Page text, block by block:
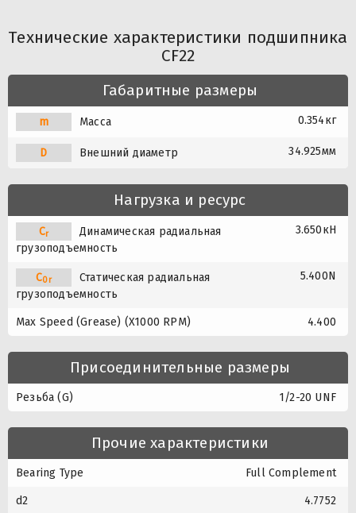
Технические характеристики подшипника
CF22
Габаритные размеры
m Масса 0.354кг
D Внешний диаметр 34.925мм
Нагрузка и ресурс
Cr
Динамическая радиальная
грузоподъемность
3.650кН
C0r
Статическая радиальная
грузоподъемность
5.400N
Max Speed (Grease) (X1000 RPM) 4.400
Присоединительные размеры
Резьба (G) 1/2-20 UNF
Прочие характеристики
Bearing Type Full Complement
d2 4.7752